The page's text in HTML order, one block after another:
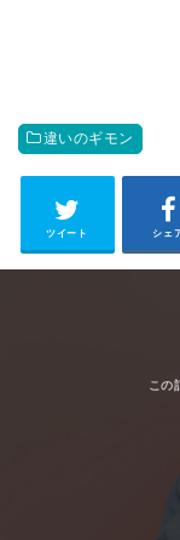
違いのギモン
ツイート シェ